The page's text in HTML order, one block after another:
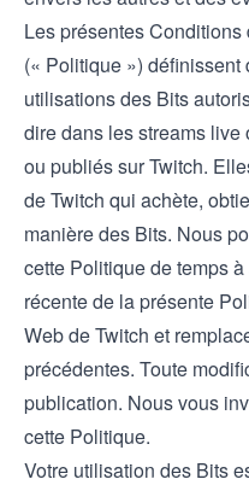
Les présentes Conditions
(« Politique »)
utilisations des Bits
dire dans les streams
ou publiés sur Twitch.
de Twitch qui achète,
manière des Bits. Nous
cette Politique de temps
récente de la présente
Web de Twitch et
précédentes. Toute
publication. Nous vous
cette Politique.
Votre utilisation des Bits